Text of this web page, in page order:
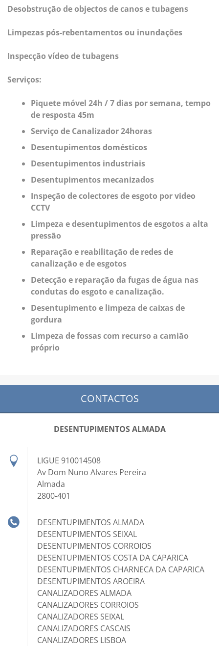
Desobstrução de objectos de canos e tubagens
Limpezas pós-rebentamentos ou inundações
Inspecção vídeo de tubagens
Serviços:
Piquete móvel 24h / 7 dias por semana, tempo
de resposta 45m
Serviço de Canalizador 24horas
Desentupimentos domésticos
Desentupimentos industriais
Desentupimentos mecanizados
Inspeção de colectores de esgoto por video
CCTV
Limpeza e desentupimentos de esgotos a alta
pressão
Reparação e reabilitação de redes de
canalização e de esgotos
Detecção e reparação da fugas de água nas
condutas do esgoto e canalização.
Desentupimento e limpeza de caixas de
gordura
Limpeza de fossas com recurso a camião
próprio
CONTACTOS
DESENTUPIMENTOS ALMADA
LIGUE 910014508
Av Dom Nuno Alvares Pereira
Almada
2800-401
DESENTUPIMENTOS ALMADA
DESENTUPIMENTOS SEIXAL
DESENTUPIMENTOS CORROIOS
DESENTUPIMENTOS COSTA DA CAPARICA
DESENTUPIMENTOS CHARNECA DA CAPARICA
DESENTUPIMENTOS AROEIRA
CANALIZADORES ALMADA
CANALIZADORES CORROIOS
CANALIZADORES SEIXAL
CANALIZADORES CASCAIS
CANALIZADORES LISBOA